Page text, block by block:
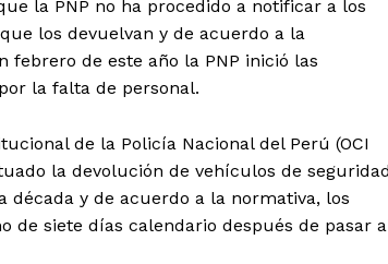
Diario los Andes
Nosotros
la PNP no ha procedido a notificar a los
los devuelvan y de acuerdo a la
de este año la PNP inició las
la falta de personal.
de la Policía Nacional del Perú (OCI
la devolución de vehículos de seguridad
y de acuerdo a la normativa, los
de siete días calendario después de pasar